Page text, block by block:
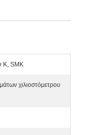
Κ, SMK
χιλιοστόμετρου